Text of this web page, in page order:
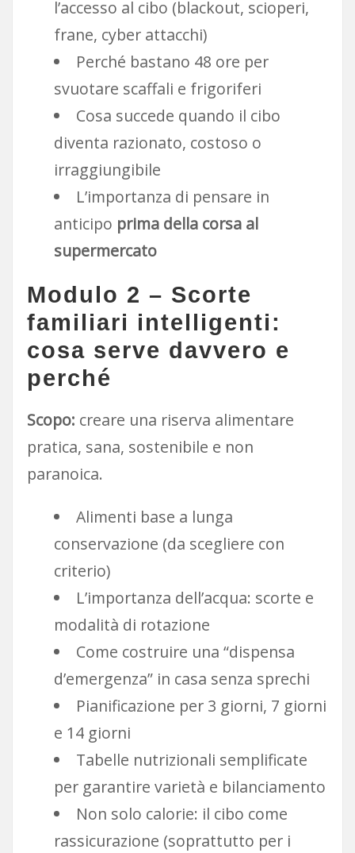
l’accesso al cibo (blackout, scioperi,
frane, cyber attacchi)
Perché bastano 48 ore per
svuotare scaffali e frigoriferi
Cosa succede quando il cibo
diventa razionato, costoso o
irraggiungibile
L’importanza di pensare in
anticipo prima della corsa al
supermercato
Modulo 2 – Scorte
familiari intelligenti:
cosa serve davvero e
perché
Scopo: creare una riserva alimentare
pratica, sana, sostenibile e non
paranoica.
Alimenti base a lunga
conservazione (da scegliere con
criterio)
L’importanza dell’acqua: scorte e
modalità di rotazione
Come costruire una “dispensa
d’emergenza” in casa senza sprechi
Pianificazione per 3 giorni, 7 giorni
e 14 giorni
Tabelle nutrizionali semplificate
per garantire varietà e bilanciamento
Non solo calorie: il cibo come
rassicurazione (soprattutto per i